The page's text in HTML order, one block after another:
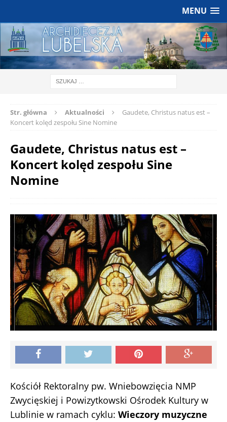
MENU
Str. główna Aktualności
Gaudete, Christus natus est –
Koncert kolęd zespołu Sine Nomine
Gaudete, Christus natus est –
Koncert kolęd zespołu Sine
Nomine
Kościół Rektoralny pw. Wniebowzięcia NMP
Zwycięskiej i Powizytkowski Ośrodek Kultury w
Lublinie w ramach cyklu: Wieczory muzyczne